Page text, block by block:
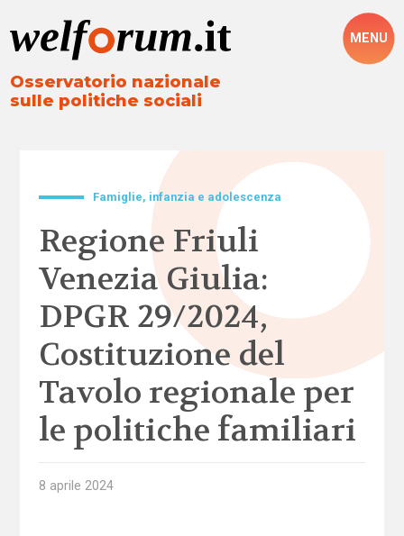
Osservatorio nazionale
sulle politiche sociali
MENU
Famiglie, infanzia e adolescenza
Regione Friuli
Venezia Giulia:
DPGR 29/2024,
Costituzione del
Tavolo regionale per
le politiche familiari
8 aprile 2024